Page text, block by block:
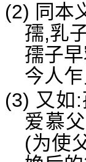
(2) 同本
孺,乳
孺子
今人
(3) 又如
爱慕
(为使